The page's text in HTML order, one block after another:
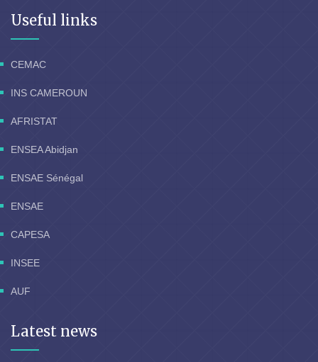
Useful links
CEMAC
INS CAMEROUN
AFRISTAT
ENSEA Abidjan
ENSAE Sénégal
ENSAE
CAPESA
INSEE
AUF
Latest news